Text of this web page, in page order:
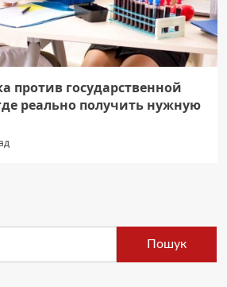
против государственной
реально получить нужную
Пошук